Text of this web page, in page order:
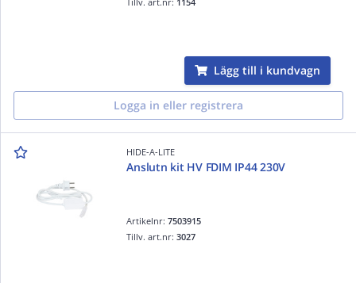
Lägg till i kundvagn
Logga in eller registrera
HIDE-A-LITE
Anslutn kit HV FDIM IP44 230V
Artikelnr:7503915
Tillv. art.nr:3027